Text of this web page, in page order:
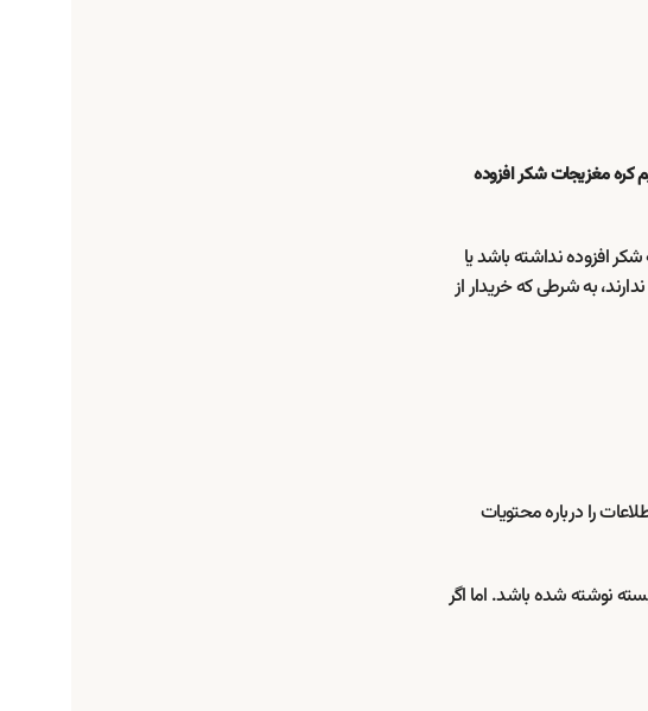
کره مغزیجات شکر افزوده
افزوده نداشته باشد یا
به شرطی که خریدار از
را درباره محتویات
نوشته شده باشد. اما اگر